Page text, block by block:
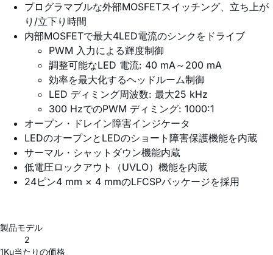
プログラマブルな外部MOSFETスイッチング、立ち上が
り/立下り時間
内部MOSFETで最大4LED電流のシンクをドライブ
PWM 入力による輝度制御
調整可能なLED 電流: 40 mA～200 mA
効率を最大化するヘッドルーム制御
LED ディミング周波数: 最大25 kHz
300 HzでのPWM ディミング: 1000:1
オープン・ドレイン障害インジケータ
LEDのオープンとLEDのショート障害保護機能を内蔵
サーマル・シャットダウン機能内蔵
低電圧ロックアウト（UVLO）機能を内蔵
24ピン4 mm × 4 mmのLFCSPパッケージを採用
製品モデル
2
1Ku当たりの価格